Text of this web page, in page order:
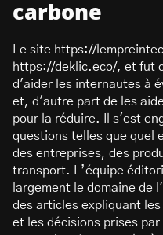
carbone
Le site https://
https://deklic.eco/, et fut
d'aider les internautes à
et, d'autre part de les
pour la réduire. Il s'est
questions telles que quel
des entreprises, des
transport. L’équipe
largement le domaine de
des articles expliquant
et les décisions prises